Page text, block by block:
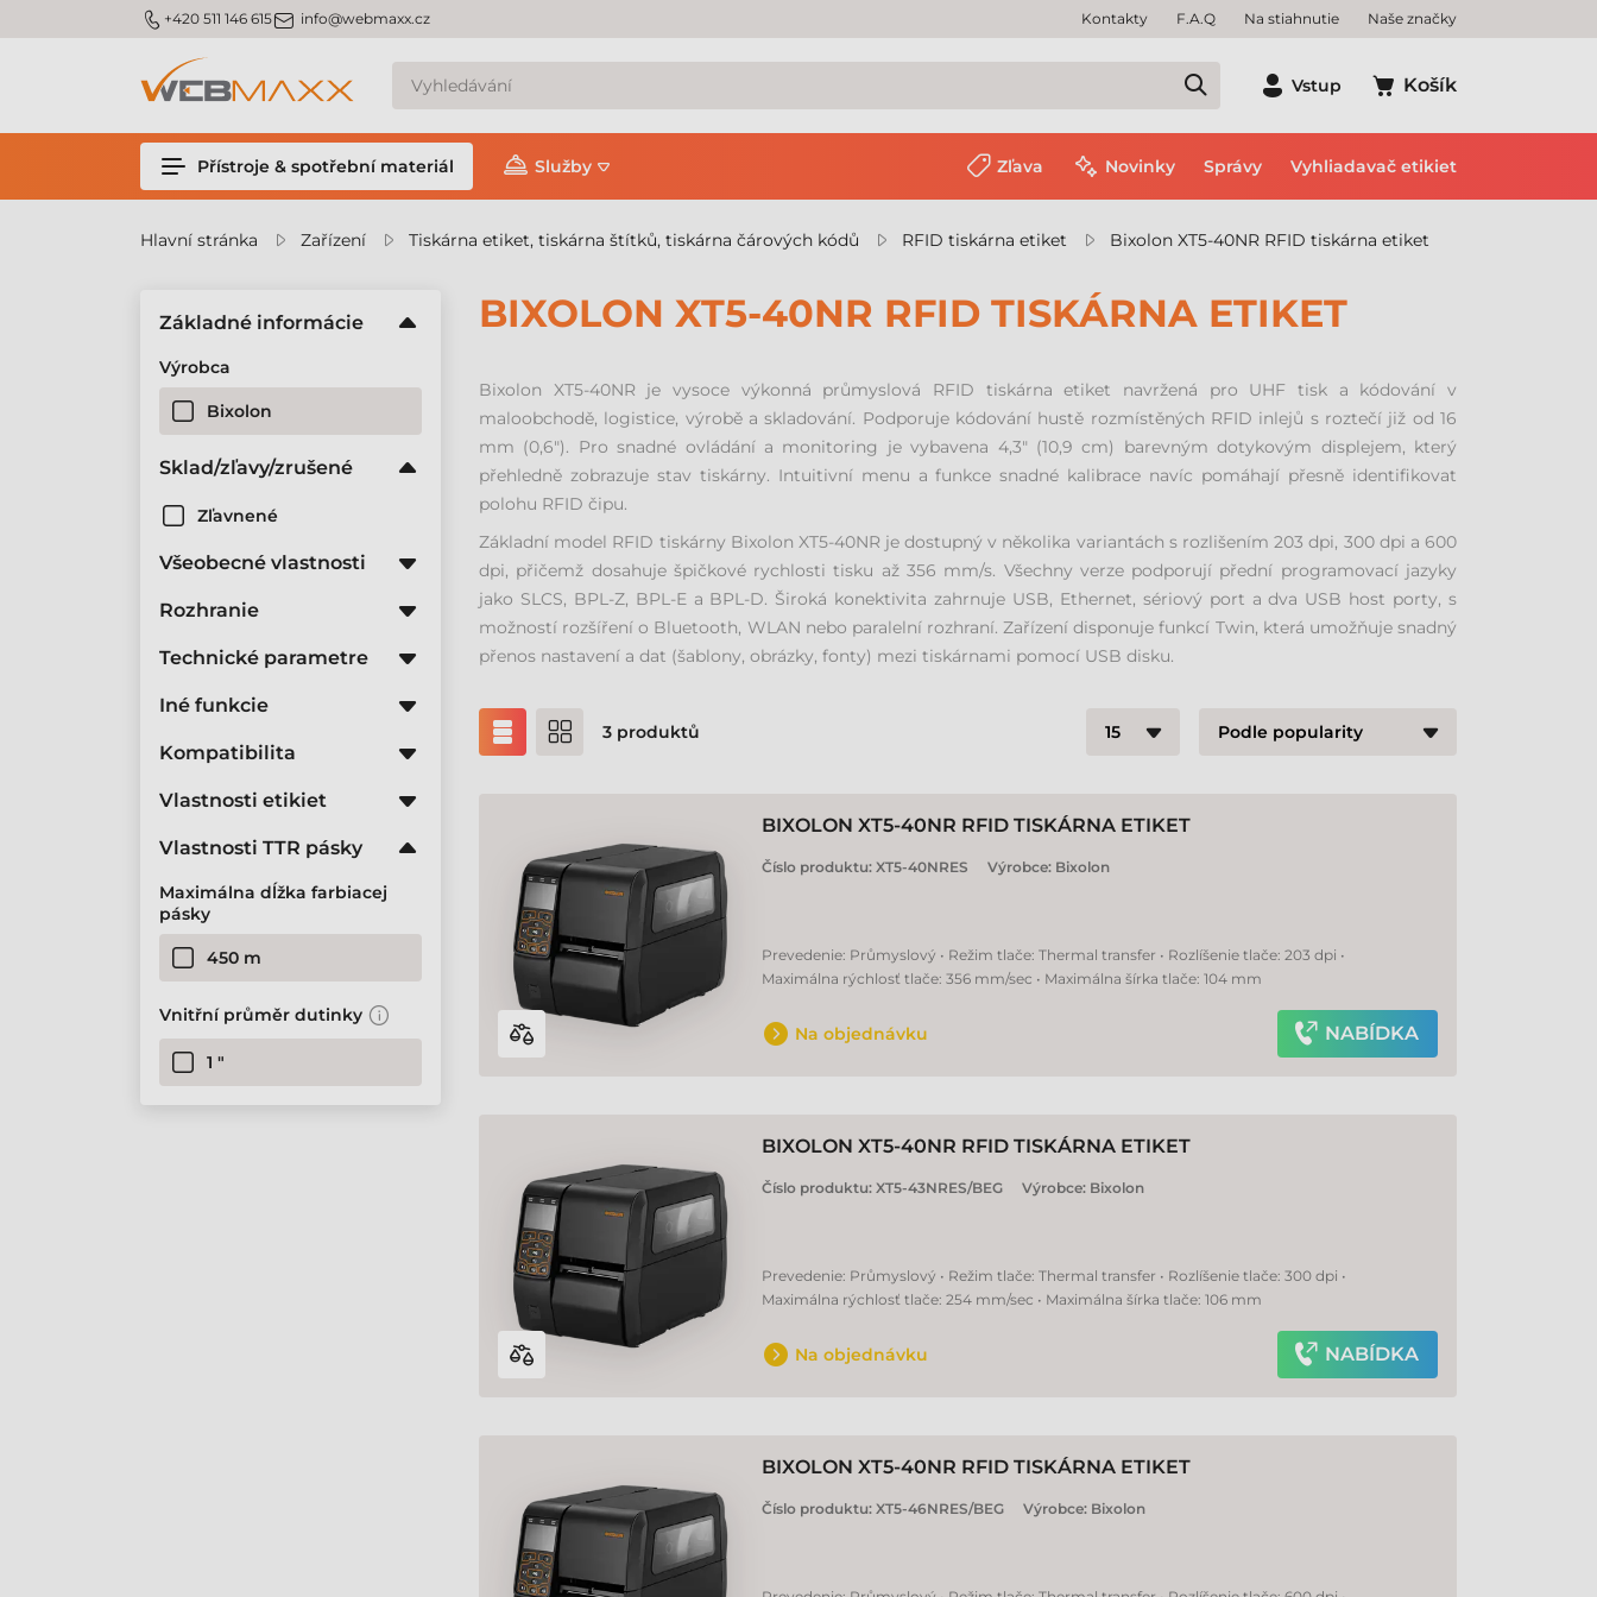
m_phone +420 511 146 615m_email info@webmaxx.cz Kontakty F.A.Q Na stiahnutie Naše značky
Vstup Košík
Přístroje & spotřební materiál Služby Zľava Novinky Správy Vyhliadavač etikiet
Hlavní stránka Zařízení Tiskárna etiket, tiskárna štítků, tiskárna čárových kódů RFID tiskárna etiket Bixolon XT5-40NR RFID tiskárna etiket
BIXOLON XT5-40NR RFID TISKÁRNA ETIKET
Bixolon XT5-40NR je vysoce výkonná průmyslová RFID tiskárna etiket navržená pro UHF tisk a kódování v
maloobchodě, logistice, výrobě a skladování. Podporuje kódování hustě rozmístěných RFID inlejů s roztečí již od 16
mm (0,6"). Pro snadné ovládání a monitoring je vybavena 4,3" (10,9 cm) barevným dotykovým displejem, který
přehledně zobrazuje stav tiskárny. Intuitivní menu a funkce snadné kalibrace navíc pomáhají přesně identifikovat
polohu RFID čipu.
Základní model RFID tiskárny Bixolon XT5-40NR je dostupný v několika variantách s rozlišením 203 dpi, 300 dpi a 600
dpi, přičemž dosahuje špičkové rychlosti tisku až 356 mm/s. Všechny verze podporují přední programovací jazyky
jako SLCS, BPL-Z, BPL-E a BPL-D. Široká konektivita zahrnuje USB, Ethernet, sériový port a dva USB host porty, s
možností rozšíření o Bluetooth, WLAN nebo paralelní rozhraní. Zařízení disponuje funkcí Twin, která umožňuje snadný
přenos nastavení a dat (šablony, obrázky, fonty) mezi tiskárnami pomocí USB disku.
3 produktů
BIXOLON XT5-40NR RFID TISKÁRNA ETIKET
Číslo produktu: XT5-40NRES Výrobce: Bixolon
Prevedenie: Průmyslový • Režim tlače: Thermal transfer • Rozlíšenie tlače: 203 dpi •
Maximálna rýchlosť tlače: 356 mm/sec • Maximálna šírka tlače: 104 mm
Na objednávku NABÍDKA
BIXOLON XT5-40NR RFID TISKÁRNA ETIKET
Číslo produktu: XT5-43NRES/BEG Výrobce: Bixolon
Prevedenie: Průmyslový • Režim tlače: Thermal transfer • Rozlíšenie tlače: 300 dpi •
Maximálna rýchlosť tlače: 254 mm/sec • Maximálna šírka tlače: 106 mm
Na objednávku NABÍDKA
BIXOLON XT5-40NR RFID TISKÁRNA ETIKET
Číslo produktu: XT5-46NRES/BEG Výrobce: Bixolon
Základné informácie
Výrobca
Bixolon
Sklad/zľavy/zrušené
Zľavnené
Všeobecné vlastnosti
Rozhranie
Technické parametre
Iné funkcie
Kompatibilita
Vlastnosti etikiet
Vlastnosti TTR pásky
Maximálna dĺžka farbiacej
pásky
450 m
Vnitřní průměr dutinky
1 "